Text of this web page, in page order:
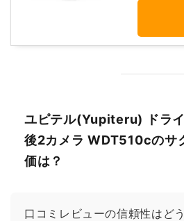
ユピテル(Yupiteru) ドラ
後2カメラ WDT510cのサ
価は？
口コミレビューの信頼性はど